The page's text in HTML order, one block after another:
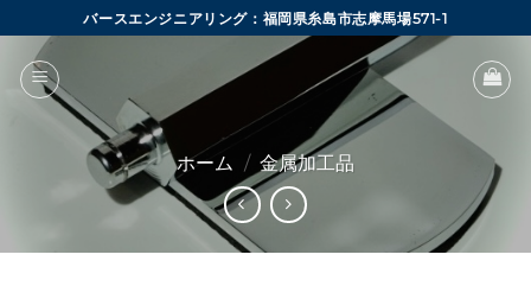
to
content
バースエンジニアリング：福岡県糸島市志摩馬場571-1
ホーム / 金属加工品